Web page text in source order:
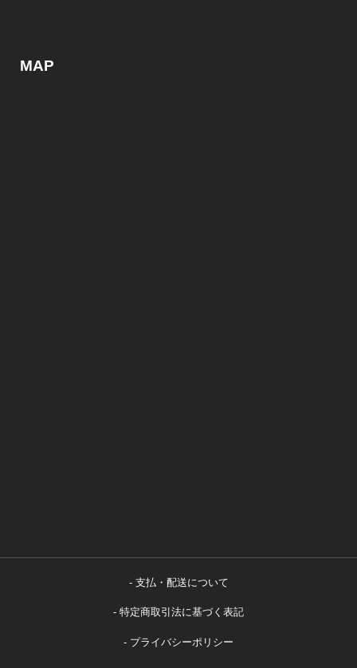
MAP
支払・配送について
特定商取引法に基づく表記
プライバシーポリシー